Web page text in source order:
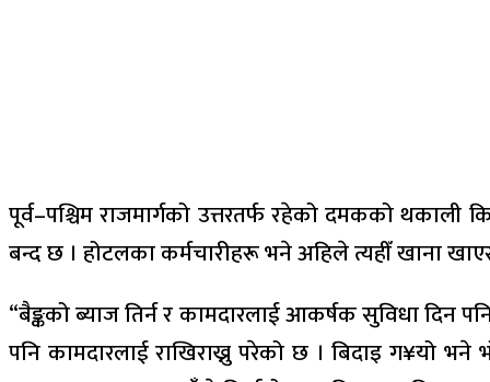
पूर्व–पश्चिम राजमार्गको उत्तरतर्फ रहेको दमकको
बन्द छ । होटलका कर्मचारीहरू भने अहिले त्यहीँ खाना
“बैङ्कको ब्याज तिर्न र कामदारलाई आकर्षक सुविधा दिन
पनि कामदारलाई राखिराख्नु परेको छ । बिदाइ ग¥यो